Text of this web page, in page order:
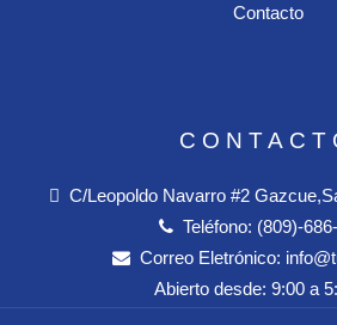
Contacto
C/Leopoldo Navarro #2
Teléfono: (809)-
Correo Eletrónico:
Abierto desde: 9:00 a